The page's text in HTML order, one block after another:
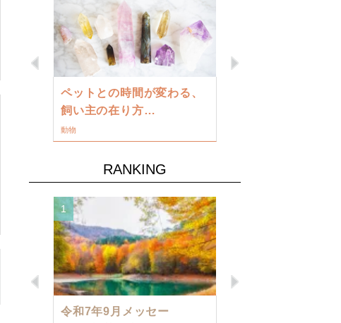
Previous
ペットとの時間が変わる、
飼い主の在り方…
動物
RANKING
Previous
1
令和7年9月メッセー